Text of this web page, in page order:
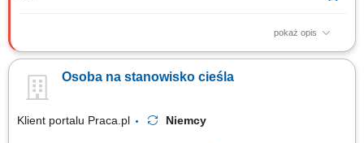
pokaż opis
Zakład produkcyjny specjalizujący się w stolarce drewnianej poszukuje
obowiązków: Obróbka i przygotowanie elementów drewnianych do
montażu; Cięcie i szlifowanie komponentów; Montaż okien, drzwi i
Osoba na stanowisko cieśla
Klient portalu Praca.pl Niemcy